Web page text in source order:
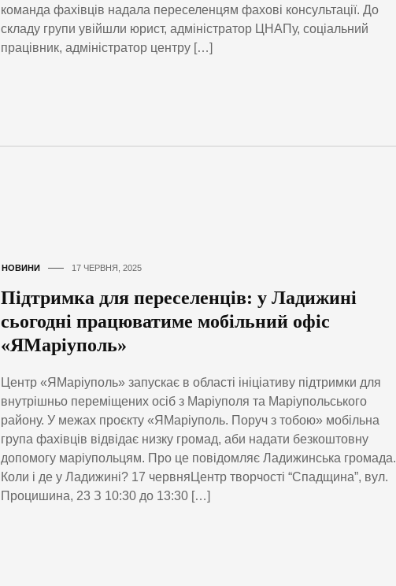
команда фахівців надала переселенцям фахові консультації. До
складу групи увійшли юрист, адміністратор ЦНАПу, соціальний
працівник, адміністратор центру […]
НОВИНИ 17 ЧЕРВНЯ, 2025
Підтримка для переселенців: у Ладижині
сьогодні працюватиме мобільний офіс
«ЯМаріуполь»
Центр «ЯМаріуполь» запускає в області ініціативу підтримки для
внутрішньо переміщених осіб з Маріуполя та Маріупольського
району. У межах проєкту «ЯМаріуполь. Поруч з тобою» мобільна
група фахівців відвідає низку громад, аби надати безкоштовну
допомогу маріупольцям. Про це повідомляє Ладижинська громада.
Коли і де у Ладижині? 17 червняЦентр творчості “Спадщина”, вул.
Процишина, 23 З 10:30 до 13:30 […]